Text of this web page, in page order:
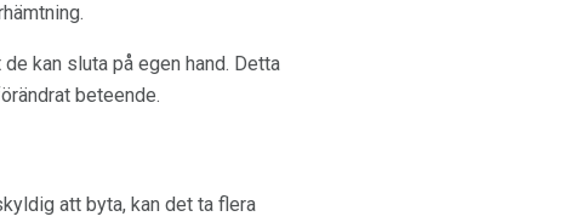
kan sluta på egen hand. Detta
beteende.
att byta, kan det ta flera